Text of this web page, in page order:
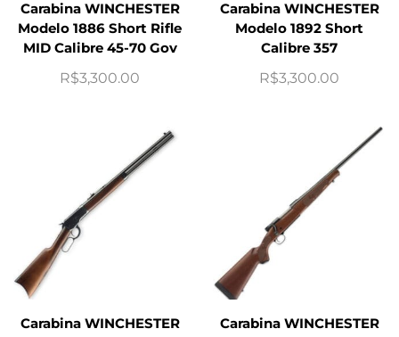
Carabina WINCHESTER
Modelo 1886 Short Rifle
MID Calibre 45-70 Gov
R$3,300.00
Carabina WINCHESTER
Modelo 1892 Short
Calibre 357
R$3,300.00
Carabina WINCHESTER
Carabina WINCHESTER